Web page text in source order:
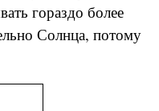
гораздо более
Солнца, потому